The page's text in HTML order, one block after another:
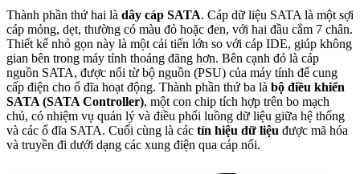
Thành phần thứ hai là dây cáp SATA. Cáp dữ liệu SATA là một sợi
cáp mỏng, dẹt, thường có màu đỏ hoặc đen, với hai đầu cắm 7 chân.
Thiết kế nhỏ gọn này là một cải tiến lớn so với cáp IDE, giúp không
gian bên trong máy tính thoáng đãng hơn. Bên cạnh đó là cáp
nguồn SATA, được nối từ bộ nguồn (PSU) của máy tính để cung
cấp điện cho ổ đĩa hoạt động. Thành phần thứ ba là bộ điều khiển
SATA (SATA Controller), một con chip tích hợp trên bo mạch
chủ, có nhiệm vụ quản lý và điều phối luồng dữ liệu giữa hệ thống
và các ổ đĩa SATA. Cuối cùng là các tín hiệu dữ liệu được mã hóa
và truyền đi dưới dạng các xung điện qua cáp nối.